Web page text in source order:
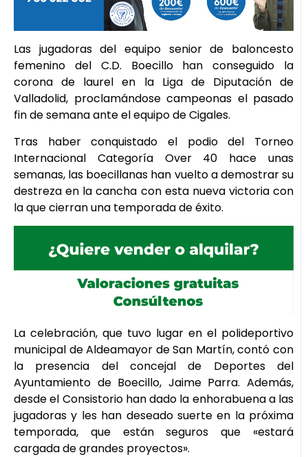
Las jugadoras del equipo senior de baloncesto
femenino del C.D. Boecillo han conseguido la
corona de laurel en la Liga de Diputación de
Valladolid, proclamándose campeonas el pasado
fin de semana ante el equipo de Cigales.
Tras haber conquistado el podio del Torneo
Internacional Categoría Over 40 hace unas
semanas, las boecillanas han vuelto a demostrar su
destreza en la cancha con esta nueva victoria con
la que cierran una temporada de éxito.
La celebración, que tuvo lugar en el polideportivo
municipal de Aldeamayor de San Martín, contó con
la presencia del concejal de Deportes del
Ayuntamiento de Boecillo, Jaime Parra. Además,
desde el Consistorio han dado la enhorabuena a las
jugadoras y les han deseado suerte en la próxima
temporada, que están seguros que «estará
cargada de grandes proyectos».